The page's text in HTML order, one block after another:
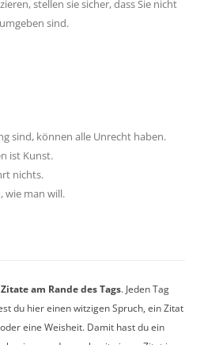
stellen sie sicher, dass Sie nicht
sind.
sind, können alle Unrecht haben.
ist Kunst.
nichts.
wie man will.
am Rande des Tags. Jeden Tag
du hier einen witzigen Spruch, ein Zitat
eine Weisheit. Damit hast du ein